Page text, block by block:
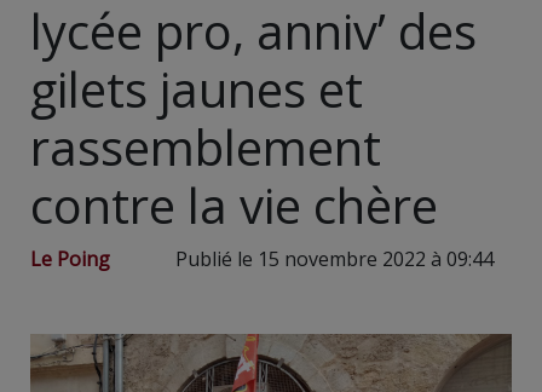
lycée pro, anniv’ des
gilets jaunes et
rassemblement
contre la vie chère
Le Poing Publié le 15 novembre 2022 à 09:44